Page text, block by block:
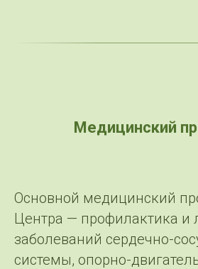
Медицинский
Основной медицинский
Центра — профилактика и
заболеваний сердечно-
системы, опорно-